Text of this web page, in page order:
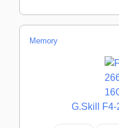
Memory
G.Skill